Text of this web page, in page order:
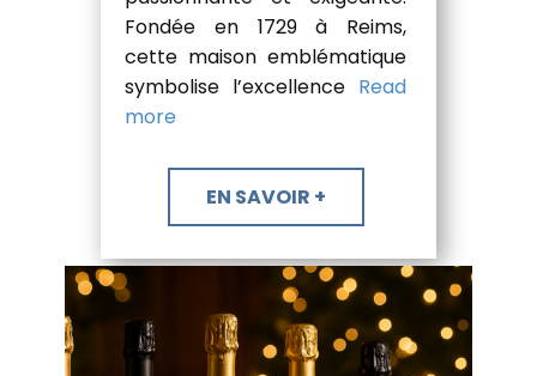
Fondée en 1729 à Reims,
cette maison emblématique
symbolise l’excellence Read
more
​EN SAVOIR +